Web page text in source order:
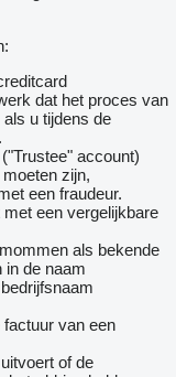
dat het proces van
u tijdens de
account)
zijn,
een fraudeur.
een vergelijkbare
als bekende
in de naam
van een
of de